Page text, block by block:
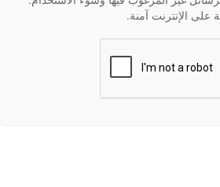
على الإنترنت آمنة.